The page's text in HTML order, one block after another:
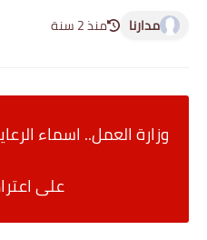
مدارنا منذ 2 سنة
وزارة العمل.. اسماء
على اعتراض